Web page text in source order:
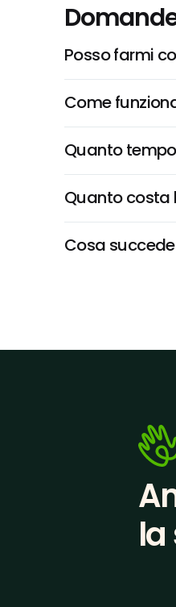
Posso farmi
Come
Quanto
Quanto costa
Cosa
la